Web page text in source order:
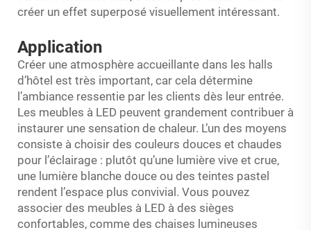
créer un effet superposé visuellement intéressant.
Application
Créer une atmosphère accueillante dans les halls
d’hôtel est très important, car cela détermine
l’ambiance ressentie par les clients dès leur entrée.
Les meubles à LED peuvent grandement contribuer à
instaurer une sensation de chaleur. L’un des moyens
consiste à choisir des couleurs douces et chaudes
pour l’éclairage : plutôt qu’une lumière vive et crue,
une lumière blanche douce ou des teintes pastel
rendent l’espace plus convivial. Vous pouvez
associer des meubles à LED à des sièges
confortables, comme des chaises lumineuses